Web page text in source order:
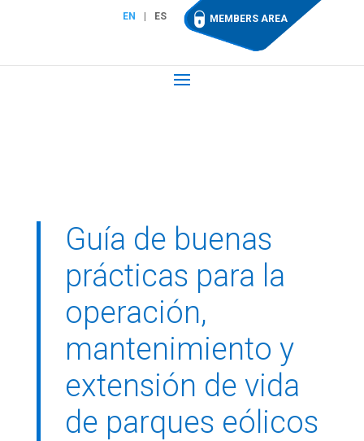
EN ES MEMBERS AREA
Guía de buenas
prácticas para la
operación,
mantenimiento y
extensión de vida
de parques eólicos